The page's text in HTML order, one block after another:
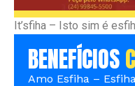
It’sfiha – Isto sim é
BENEFÍCIOS
Amo Esfiha –